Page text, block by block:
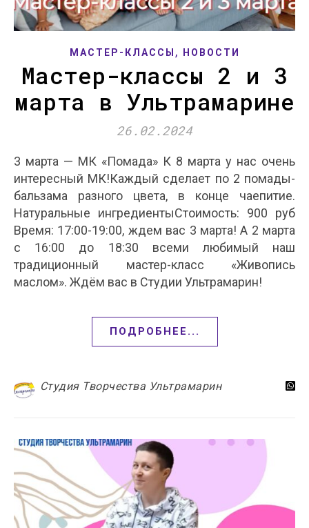
МАСТЕР-КЛАССЫ , НОВОСТИ
Мастер-классы 2 и 3
марта в Ультрамарине
26.02.2024
3 марта — МК «Помада» К 8 марта у нас очень
интересный МК!Каждый сделает по 2 помады-
бальзама разного цвета, в конце чаепитие.
Натуральные ингредиентыСтоимость: 900 руб
Время: 17:00-19:00, ждем вас 3 марта! А 2 марта
с 16:00 до 18:30 всеми любимый наш
традиционный мастер-класс «Живопись
маслом». Ждём вас в Студии Ультрамарин!
ПОДРОБНЕЕ...
Студия Творчества Ультрамарин